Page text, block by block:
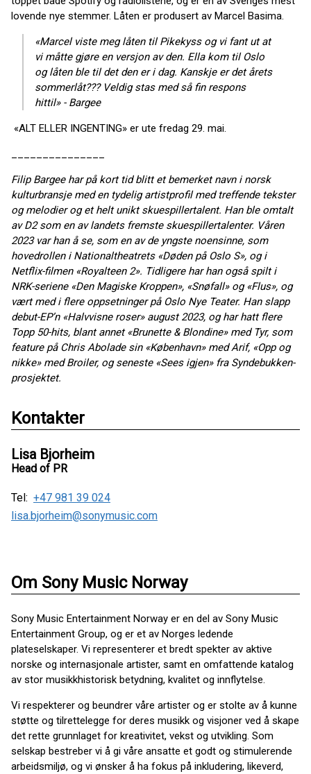
lovende nye stemmer. Låten er produsert av Marcel Basima.
«Marcel viste meg låten til Pikekyss og vi fant ut at
vi måtte gjøre en versjon av den. Ella kom til Oslo
og låten ble til det den er i dag. Kanskje er det årets
sommerlåt??? Veldig stas med så fin respons
hittil» - Bargee
«ALT ELLER INGENTING» er ute fredag 29. mai.
Filip Bargee har på kort tid blitt et bemerket navn i norsk
kulturbransje med en tydelig artistprofil med treffende tekster
og melodier og et helt unikt skuespillertalent. Han ble omtalt
av D2 som en av landets fremste skuespillertalenter. Våren
2023 var han å se, som en av de yngste noensinne, som
hovedrollen i Nationaltheatrets «Døden på Oslo S», og i
Netflix-filmen «Royalteen 2». Tidligere har han også spilt i
NRK-seriene «Den Magiske Kroppen», «Snøfall» og «Flus», og
vært med i flere oppsetninger på Oslo Nye Teater. Han slapp
debut-EP’n «Halvvisne roser» august 2023, og har hatt flere
Topp 50-hits, blant annet «Brunette & Blondine» med Tyr, som
feature på Chris Abolade sin «København» med Arif, «Opp og
nikke» med Broiler, og seneste «Sees igjen» fra Syndebukken-
prosjektet.
Kontakter
Lisa Bjorheim
Head of PR
Tel: +47 981 39 024
lisa.bjorheim@sonymusic.com
Om Sony Music Norway
Sony Music Entertainment Norway er en del av Sony Music
Entertainment Group, og er et av Norges ledende
plateselskaper. Vi representerer et bredt spekter av aktive
norske og internasjonale artister, samt en omfattende katalog
av stor musikkhistorisk betydning, kvalitet og innflytelse.
Vi respekterer og beundrer våre artister og er stolte av å kunne
støtte og tilrettelegge for deres musikk og visjoner ved å skape
det rette grunnlaget for kreativitet, vekst og utvikling. Som
selskap bestreber vi å gi våre ansatte et godt og stimulerende
arbeidsmiljø, og vi ønsker å ha fokus på inkludering, likeverd,